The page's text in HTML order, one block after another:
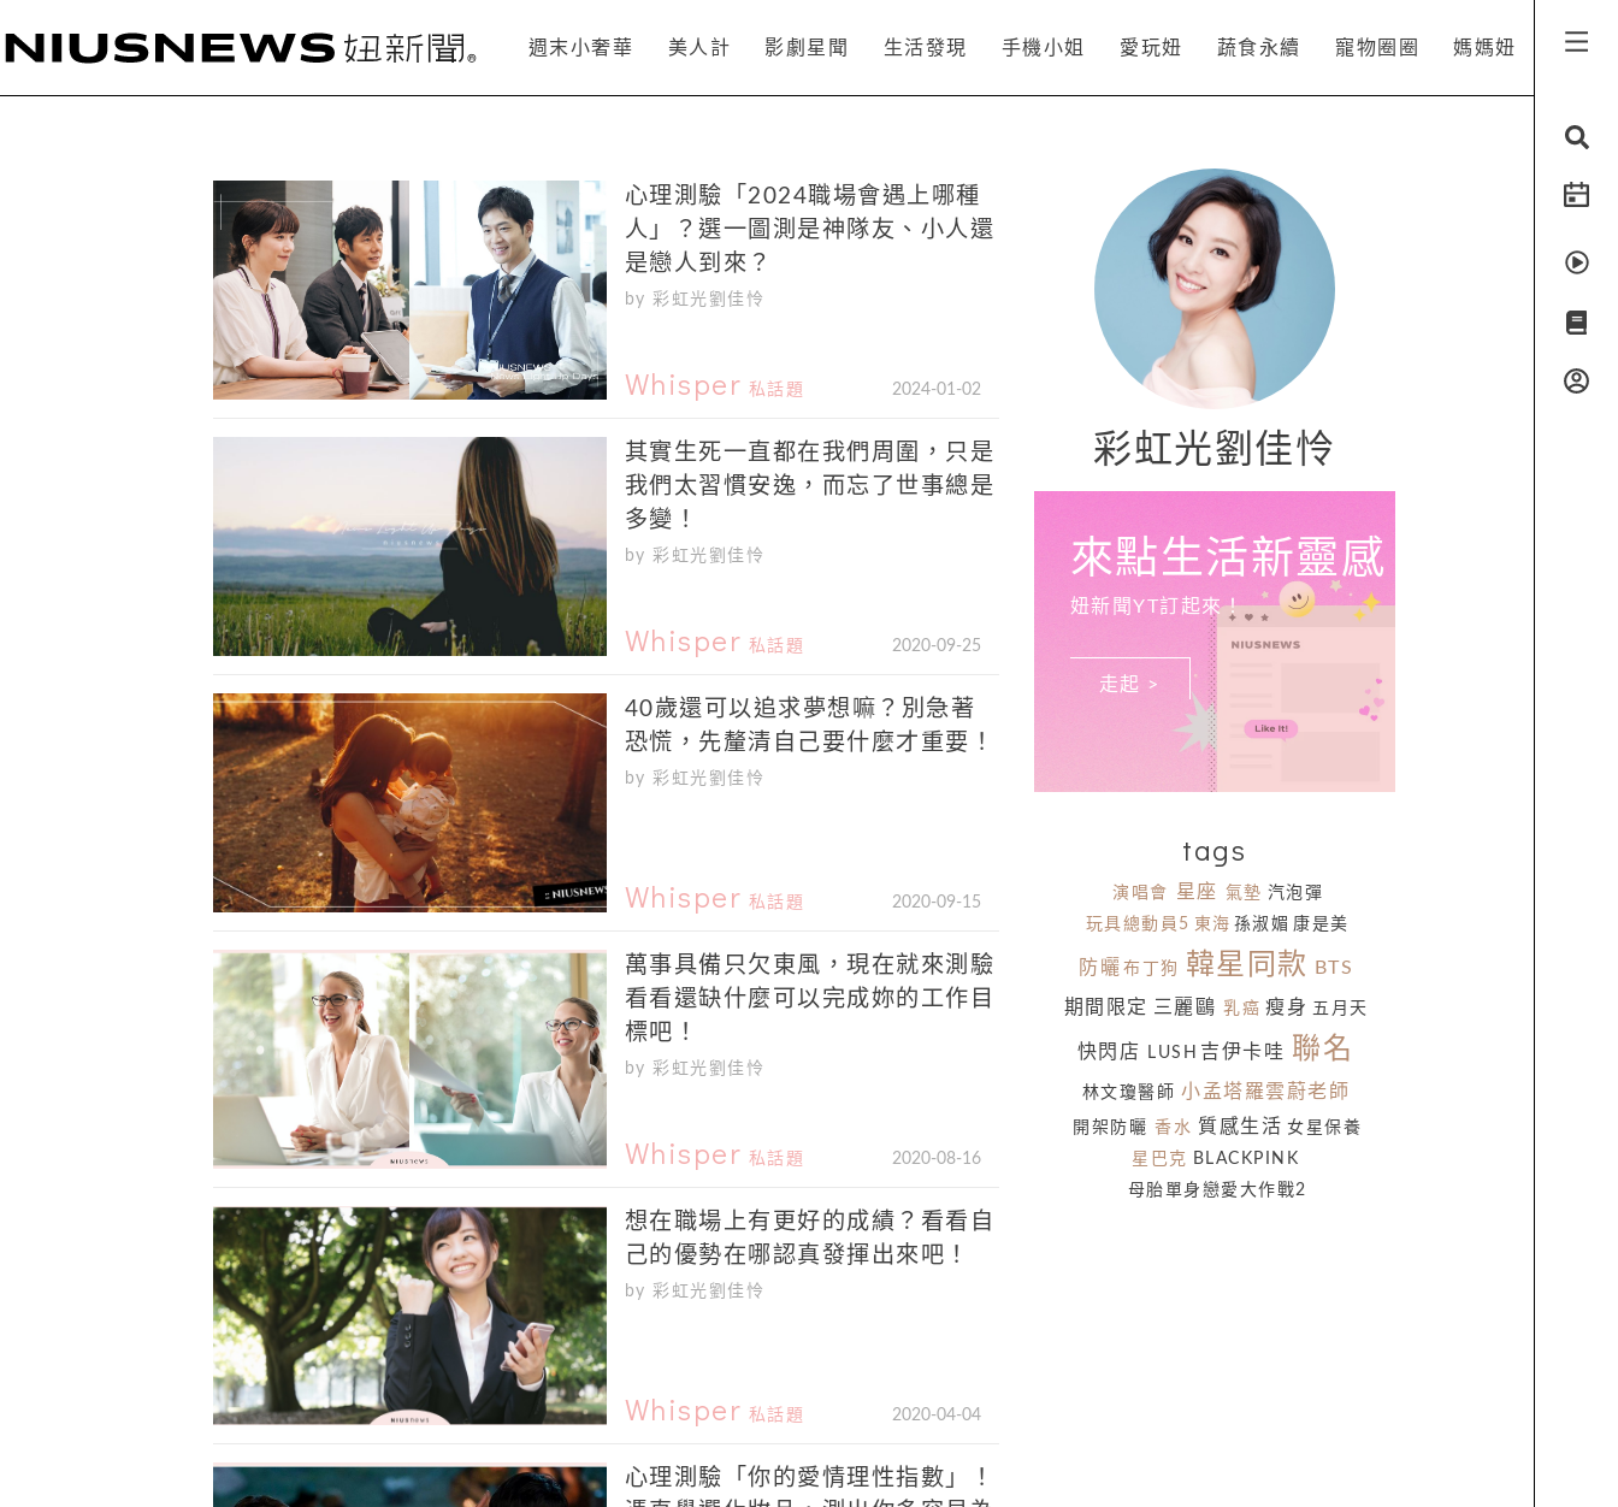
週末小奢華 美人計 影劇星聞 生活發現 手機小姐 愛玩妞 蔬食永續 寵物圈圈 媽媽妞
心理測驗「2024職場會遇上哪種
人」？選一圖測是神隊友、小人還
是戀人到來？
by 彩虹光劉佳怜
Whisper 私話題 2024-01-02
其實生死一直都在我們周圍，只是
我們太習慣安逸，而忘了世事總是
多變！
by 彩虹光劉佳怜
Whisper 私話題 2020-09-25
40歲還可以追求夢想嘛？別急著
恐慌，先釐清自己要什麼才重要！
by 彩虹光劉佳怜
Whisper 私話題 2020-09-15
萬事具備只欠東風，現在就來測驗
看看還缺什麼可以完成妳的工作目
標吧！
by 彩虹光劉佳怜
Whisper 私話題 2020-08-16
想在職場上有更好的成績？看看自
己的優勢在哪認真發揮出來吧！
by 彩虹光劉佳怜
Whisper 私話題 2020-04-04
心理測驗「你的愛情理性指數」！
彩虹光劉佳怜
來點生活新靈感
妞新聞YT訂起來！
走起 >
tags
演唱會 星座 氣墊 汽泡彈
玩具總動員5 東海 孫淑媚 康是美
防曬 布丁狗 韓星同款 BTS
期間限定 三麗鷗 乳癌 瘦身 五月天
快閃店 LUSH 吉伊卡哇 聯名
林文瓊醫師 小孟塔羅雲蔚老師
開架防曬 香水 質感生活 女星保養
星巴克 BLACKPINK
母胎單身戀愛大作戰2